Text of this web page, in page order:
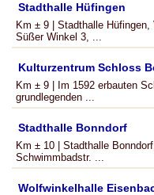
Stadthalle Hüfingen
Km ± 9 | Stadthalle
Süßer Winkel 3, ...
Kulturzentrum Schloss
Km ± 9 | Im 1592 erbauten
grundlegenden ...
Stadthalle Bonndorf
Km ± 10 | Stadthalle
Schwimmbadstr. ...
Wolfwinkelhalle